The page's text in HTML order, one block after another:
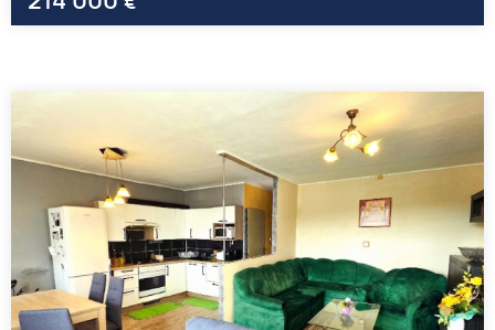
€